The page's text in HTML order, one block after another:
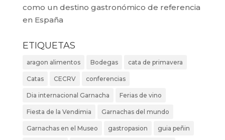
como un destino gastronómico de referencia
en España
ETIQUETAS
aragon alimentos Bodegas cata de primavera
Catas CECRV conferencias
Dia internacional Garnacha Ferias de vino
Fiesta de la Vendimia Garnachas del mundo
Garnachas en el Museo gastropasion guia peñin